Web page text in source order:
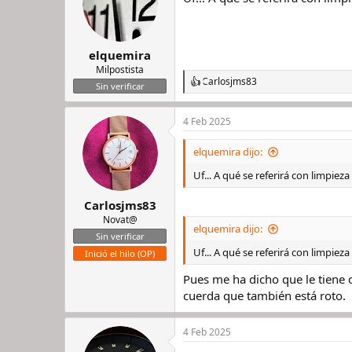
elquemira
Milpostista
Sin verificar
R
e
a
c
c
e
Carlosjms83
Carlosjms83
Novat@
Sin verificar
Inició el hilo (OP)
4 Feb 2025
elquemira dijo:
Uf... A qué se referirá con
elquemira dijo:
Uf... A qué se referirá con
Pues me ha dicho que le
cuerda que también está roto.
4 Feb 2025